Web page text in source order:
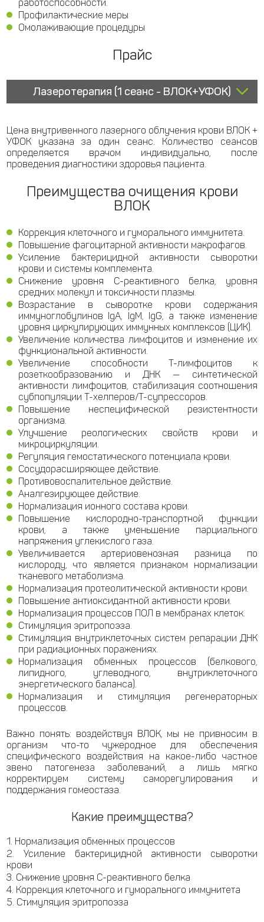
работоспособности.
Профилактические меры
Омолаживающие процедуры
Прайс
Лазеротерапия (1 сеанс - ВЛОК+УФОК)
Цена внутривенного лазерного облучения крови ВЛОК +
УФОК указана за один сеанс. Количество сеансов
определяется врачом индивидуально, после
проведения диагностики здоровья пациента.
Преимущества очищения крови
ВЛОК
Коррекция клеточного и гуморального иммунитета.
Повышение фагоцитарной активности макрофагов.
Усиление бактерицидной активности сыворотки
крови и системы комплемента.
Снижение уровня С-реактивного белка, уровня
средних молекул и токсичности плазмы.
Возрастание в сыворотке крови содержания
иммуноглобулинов IgA, IgM, IgG, а также изменение
уровня циркулирующих иммунных комплексов (ЦИК).
Увеличение количества лимфоцитов и изменение их
функциональной активности.
Увеличение способности Т-лимфоцитов к
розеткообразованию и ДНК — синтетической
активности лимфоцитов, стабилизация соотношения
субпопуляции Т-хелперов/Т-супрессоров.
Повышение неспецифической резистентности
организма.
Улучшение реологических свойств крови и
микроциркуляции.
Регуляция гемостатического потенциала крови.
Сосудорасширяющее действие.
Противовоспалительное действие.
Аналгезирующее действие.
Нормализация ионного состава крови.
Повышение кислородно-транспортной функции
крови, а также уменьшение парциального
напряжения углекислого газа.
Увеличивается артериовенозная разница по
кислороду, что является признаком нормализации
тканевого метаболизма.
Нормализация протеолитической активности крови.
Повышение антиоксидантной активности крови.
Нормализация процессов ПОЛ в мембранах клеток.
Стимуляция эритропоэза.
Стимуляция внутриклеточных систем репарации ДНК
при радиационных поражениях.
Нормализация обменных процессов (белкового,
липидного, углеводного, внутриклеточного
энергетического баланса).
Нормализация и стимуляция регенераторных
процессов.
Важно понять: воздействуя ВЛОК, мы не привносим в
организм что-то чужеродное для обеспечения
специфического воздействия на какое-либо частное
звено патогенеза заболеваний, а лишь мягко
корректируем систему саморегулирования и
поддержания гомеостаза.
Какие преимущества?
Нормализация обменных процессов
Усиление бактерицидной активности сыворотки
крови
Снижение уровня С-реактивного белка
Коррекция клеточного и гуморального иммунитета
Стимуляция эритропоэза